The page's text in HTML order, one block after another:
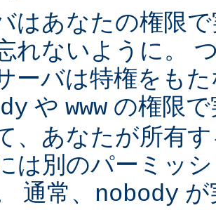
はあなたの権限
れないように。
ーバは特権をも
や www の権限
、あなたが所有
は別のパーミッ
通常、 nobody が